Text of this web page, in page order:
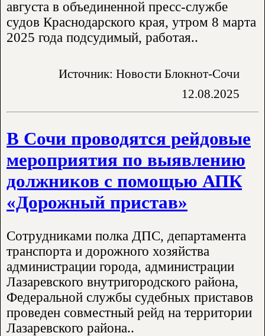
августа в объединенной пресс-службе
судов Краснодарского края, утром 8 марта
2025 года подсудимый, работая..
Источник: Новости Блокнот-Сочи
12.08.2025
В Сочи проводятся рейдовые
мероприятия по выявлению
должников с помощью АПК
«Дорожный пристав»
Сотрудниками полка ДПС, департамента
транспорта и дорожного хозяйства
администрации города, администрации
Лазаревского внутригородского района,
Федеральной службы судебных приставов
проведен совместный рейд на территории
Лазаревского района..